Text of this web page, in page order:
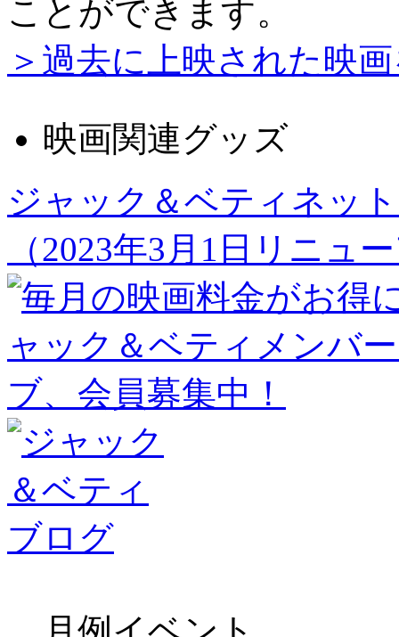
ことができます。
＞過去に上映された映
映画関連グッズ
ジャック＆ベティネッ
（2023年3月1日リニュ